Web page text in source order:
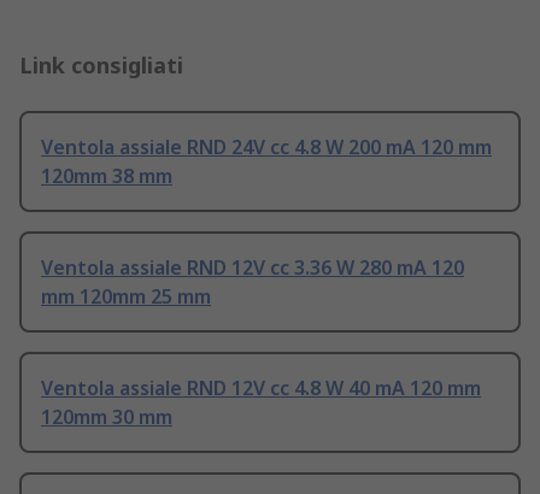
Link consigliati
Ventola assiale RND 24V cc 4.8 W 200 mA 120 mm
120mm 38 mm
Ventola assiale RND 12V cc 3.36 W 280 mA 120
mm 120mm 25 mm
Ventola assiale RND 12V cc 4.8 W 40 mA 120 mm
120mm 30 mm